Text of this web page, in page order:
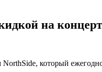
на концерт
который